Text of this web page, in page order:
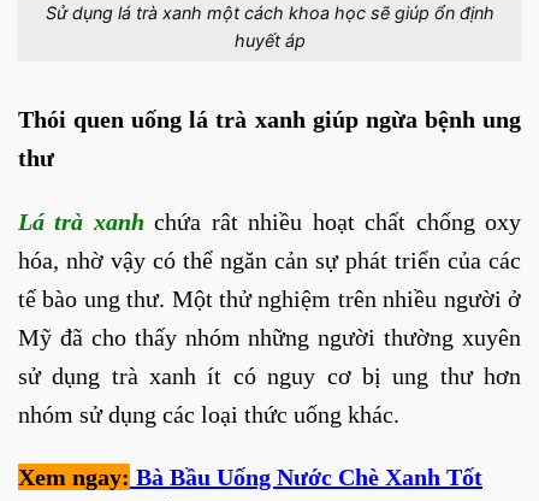
Sử dụng lá trà xanh một cách khoa học sẽ giúp ổn định
huyết áp
Thói quen uống lá trà xanh giúp ngừa bệnh ung
thư
Lá trà xanh chứa rât nhiều hoạt chất chống oxy
hóa, nhờ vậy có thể ngăn cản sự phát triển của các
tế bào ung thư. Một thử nghiệm trên nhiều người ở
Mỹ đã cho thấy nhóm những người thường xuyên
sử dụng trà xanh ít có nguy cơ bị ung thư hơn
nhóm sử dụng các loại thức uống khác.
Xem ngay: Bà Bầu Uống Nước Chè Xanh Tốt